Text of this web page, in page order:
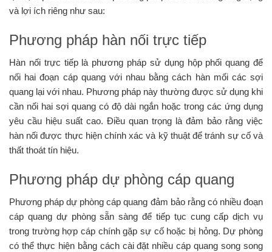
và lợi ích riêng như sau:
Phương pháp hàn nối trực tiếp
Hàn nối trực tiếp là phương pháp sử dụng hộp phối quang để
nối hai đoạn cáp quang với nhau bằng cách hàn mối các sợi
quang lại với nhau. Phương pháp này thường được sử dụng khi
cần nối hai sợi quang có độ dài ngắn hoặc trong các ứng dụng
yêu cầu hiệu suất cao. Điều quan trọng là đảm bảo rằng việc
hàn nối được thực hiện chính xác và kỹ thuật để tránh sự cố và
thất thoát tín hiệu.
Phương pháp dự phòng cáp quang
Phương pháp dự phòng cáp quang đảm bảo rằng có nhiều đoạn
cáp quang dự phòng sẵn sàng để tiếp tục cung cấp dịch vụ
trong trường hợp cáp chính gặp sự cố hoặc bị hỏng. Dự phòng
có thể thực hiện bằng cách cài đặt nhiều cáp quang song song